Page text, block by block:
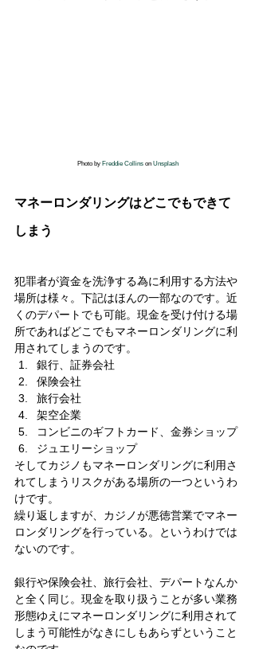
Photo by Freddie Collins on Unsplash
マネーロンダリングはどこでもできて
しまう
犯罪者が資金を洗浄する為に利用する方法や
場所は様々。下記はほんの一部なのです。近
くのデパートでも可能。現金を受け付ける場
所であればどこでもマネーロンダリングに利
用されてしまうのです。
銀行、証券会社
保険会社
旅行会社
架空企業
コンビニのギフトカード、金券ショップ
ジュエリーショップ
そしてカジノもマネーロンダリングに利用さ
れてしまうリスクがある場所の一つというわ
けです。
繰り返しますが、カジノが悪徳営業でマネー
ロンダリングを行っている。というわけでは
ないのです。
銀行や保険会社、旅行会社、デパートなんか
と全く同じ。現金を取り扱うことが多い業務
形態ゆえにマネーロンダリングに利用されて
しまう可能性がなきにしもあらずということ